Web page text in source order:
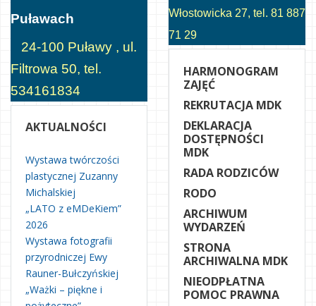
Puławach
24-100 Puławy , ul.
Filtrowa 50, tel.
534161834
AKTUALNOŚCI
Wystawa twórczości
plastycznej Zuzanny
Michalskiej
„LATO z eMDeKiem”
2026
Wystawa fotografii
przyrodniczej Ewy
Rauner-Bułczyńskiej
„Ważki – piękne i
Włostowicka 27, tel. 81 887
71 29
HARMONOGRAM
ZAJĘĆ
REKRUTACJA MDK
DEKLARACJA
DOSTĘPNOŚCI
MDK
RADA RODZICÓW
RODO
ARCHIWUM
WYDARZEŃ
STRONA
ARCHIWALNA MDK
NIEODPŁATNA
POMOC PRAWNA